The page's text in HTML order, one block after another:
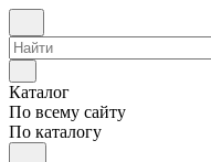
Каталог
По всему сайту
По каталогу